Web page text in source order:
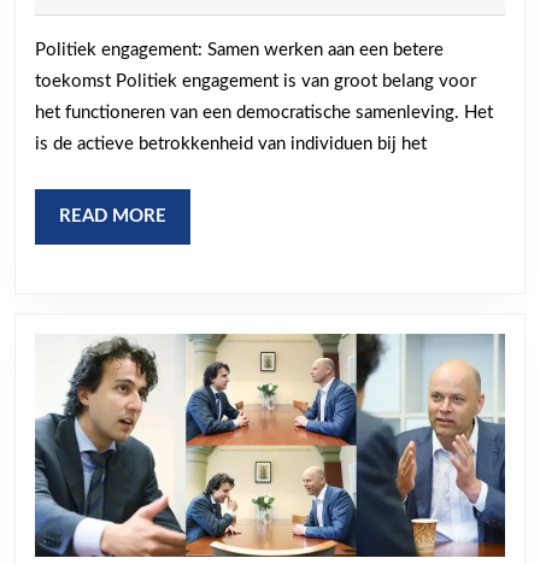
aan
een
betere
toekomst
Politiek engagement: Samen werken aan een betere
toekomst Politiek engagement is van groot belang voor
het functioneren van een democratische samenleving. Het
is de actieve betrokkenheid van individuen bij het
READ MORE
MORE